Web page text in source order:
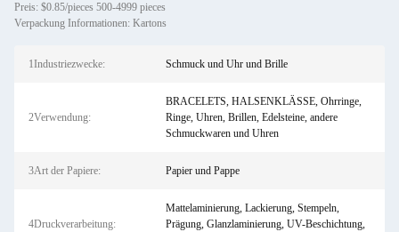
Preis: $0.85/pieces 500-4999 pieces
Verpackung Informationen: Kartons
1Industriezwecke: Schmuck und Uhr und Brille
2Verwendung:
BRACELETS, HALSENKLÄSSE, Ohrringe,
Ringe, Uhren, Brillen, Edelsteine, andere
Schmuckwaren und Uhren
3Art der Papiere: Papier und Pappe
4Druckverarbeitung:
Mattelaminierung, Lackierung, Stempeln,
Prägung, Glanzlaminierung, UV-Beschichtung,